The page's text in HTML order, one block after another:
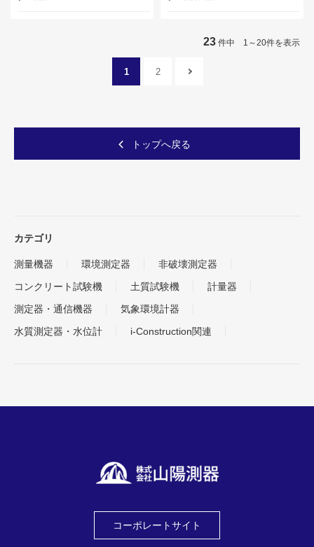
23 件中 1～20件を表示
1 2
トップへ戻る
カテゴリ
測量機器 環境測定器
非破壊測定器
コンクリート試験機
土質試験機
計量器
測定器・通信機器
気象環境計器
水質測定器・水位計
i-Construction関連
コーポレートサイト